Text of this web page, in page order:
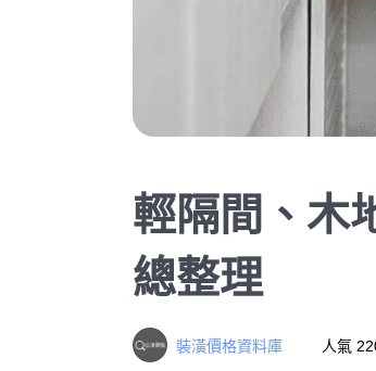
輕隔間、木
總整理
裝潢價格資料庫 人氣